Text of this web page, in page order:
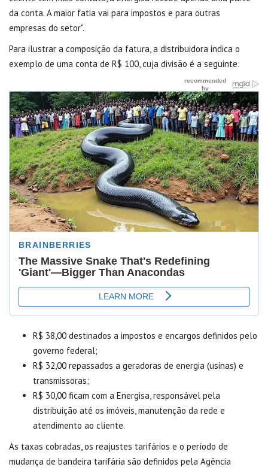
da conta. A maior fatia vai para impostos e para outras
empresas do setor".
Para ilustrar a composição da fatura, a distribuidora indica o
exemplo de uma conta de R$ 100, cuja divisão é a seguinte:
R$ 38,00 destinados a impostos e encargos definidos pelo
governo federal;
R$ 32,00 repassados a geradoras de energia (usinas) e
transmissoras;
R$ 30,00 ficam com a Energisa, responsável pela
distribuição até os imóveis, manutenção da rede e
atendimento ao cliente.
As taxas cobradas, os reajustes tarifários e o período de
mudança de bandeira tarifária são definidos pela Agência